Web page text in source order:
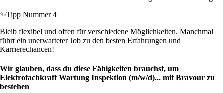
✨Tipp Nummer 4
Bleib flexibel und offen für verschiedene Möglichkeiten. Manchmal
führt ein unerwarteter Job zu den besten Erfahrungen und
Karrierechancen!
Wir glauben, dass du diese Fähigkeiten brauchst, um
Elektrofachkraft Wartung Inspektion (m/w/d)... mit Bravour zu
bestehen